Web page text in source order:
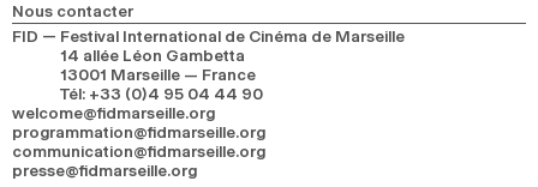
TARIFS
CALENDRIER
FID LAB 18
FID CAMPUS 13
ARCHIVES
2025
2023
Nous contacter
FID — Festival International de Cinéma de Marseille
14 allée Léon Gambetta
13001 Marseille — France
Tél: +33 (0)4 95 04 44 90
welcome@fidmarseille.org
programmation@fidmarseille.org
communication@fidmarseille.org
presse@fidmarseille.org